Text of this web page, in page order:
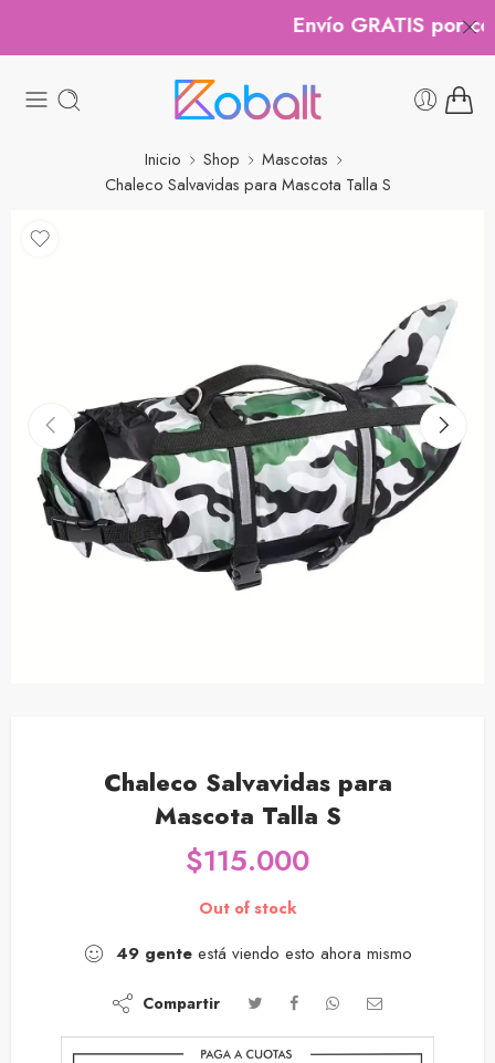
Envío GRATIS por
Inicio Shop
Mascotas
Chaleco Salvavidas para Mascota Talla S
Chaleco Salvavidas para
Mascota Talla S
$115.000
Out of stock
49 gente está viendo esto ahora mismo
Compartir